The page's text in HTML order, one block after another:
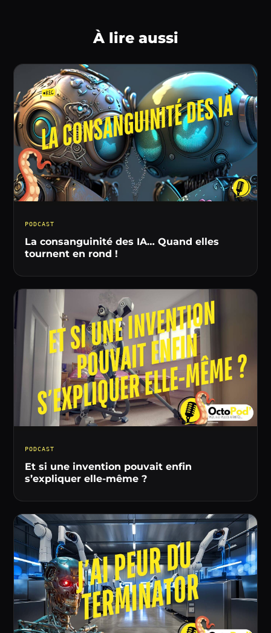
À lire aussi
PODCAST
La consanguinité des IA… Quand elles
tournent en rond !
PODCAST
Et si une invention pouvait enfin
s’expliquer elle-même ?